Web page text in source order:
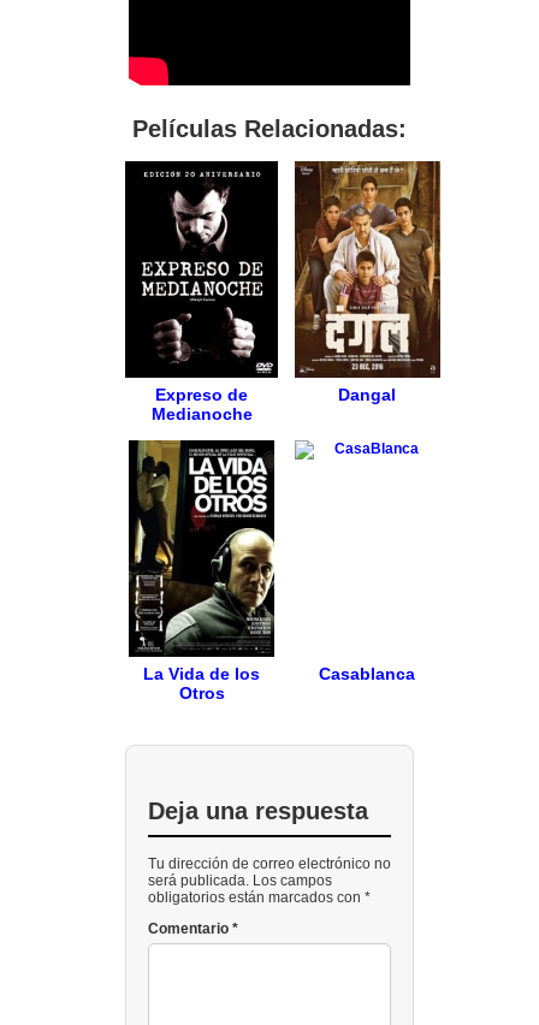
Películas Relacionadas:
Expreso de
Medianoche
Dangal
La Vida de los
Otros
Casablanca
Deja una respuesta
Tu dirección de correo electrónico no
será publicada. Los campos
obligatorios están marcados con *
Comentario *